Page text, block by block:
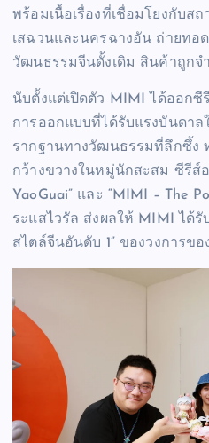
พร้อมเนื้อเรื่องที่เชื่อมโยงกับ
เสฉวนและนครฉางอัน ถ่ายทอ
วัฒนธรรมจีนดั้งเดิม สินค้าถูกจ
นับตั้งแต่เปิดตัว MIMI ได้ออก
การออกแบบที่ได้รับแรงบันดา
รากฐานทางวัฒนธรรมที่ลึกซึ้ง
กว้างขวางในหมู่นักสะสม ซีรีส์อ
YaoGuai” และ “MIMI – The
ระแสไวรัล ส่งผลให้ MIMI ได้รั
สไตล์จีนอันดับ 1” ของวงการขอ